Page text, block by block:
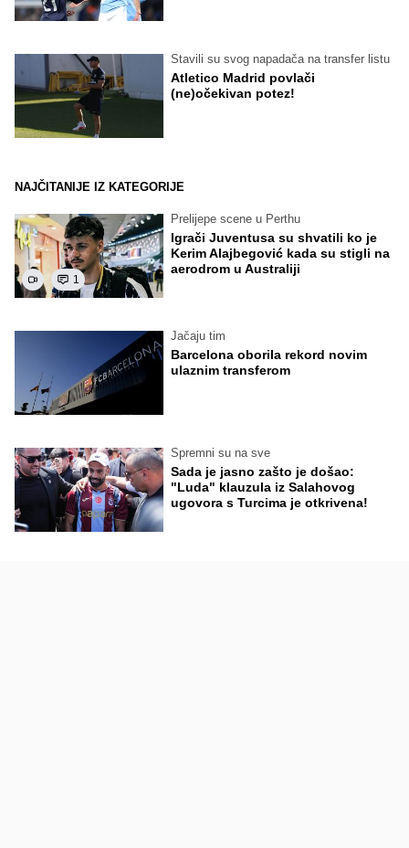
Stavili su svog napadača na transfer listu
Atletico Madrid povlači
(ne)očekivan potez!
NAJČITANIJE IZ KATEGORIJE
1
Prelijepe scene u Perthu
Igrači Juventusa su shvatili ko je
Kerim Alajbegović kada su stigli na
aerodrom u Australiji
Jačaju tim
Barcelona oborila rekord novim
ulaznim transferom
Spremni su na sve
Sada je jasno zašto je došao:
"Luda" klauzula iz Salahovog
ugovora s Turcima je otkrivena!